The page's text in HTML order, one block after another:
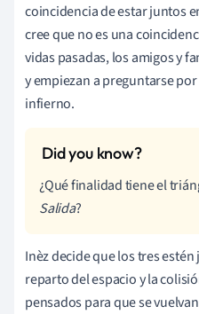
coincidencia de estar juntos
cree que no es una
vidas pasadas, los amigos y
y empiezan a preguntarse
infierno.
¿Qué finalidad tiene el
Salida?
Inèz decide que los tres
reparto del espacio y la
pensados para que se